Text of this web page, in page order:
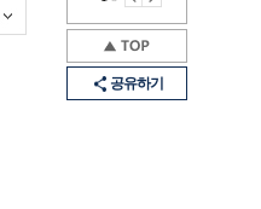
공유하기